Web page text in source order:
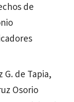
de
G. de Tapia,
Osorio